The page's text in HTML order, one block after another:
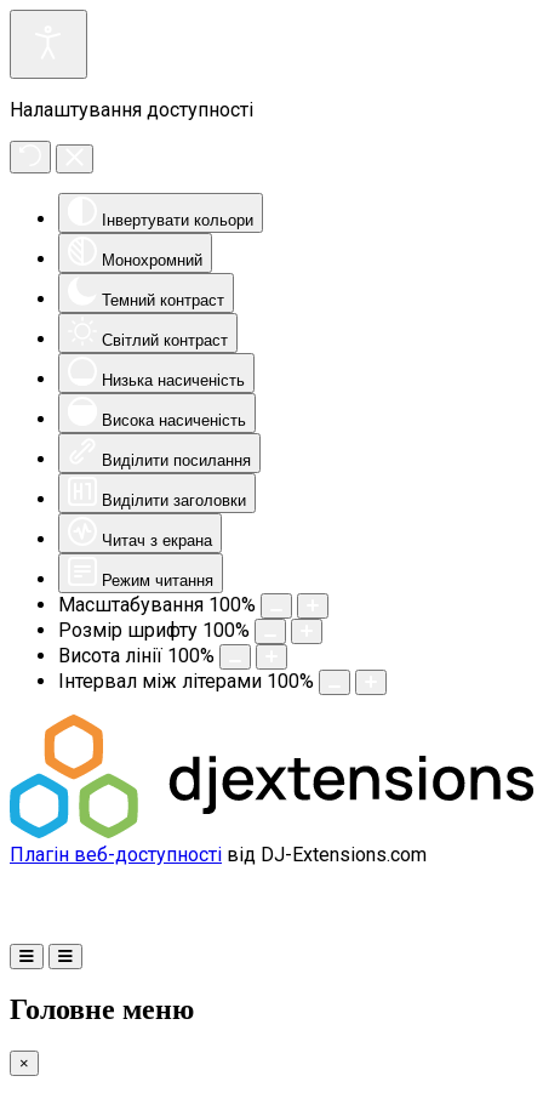
Налаштування доступності
Інвертувати кольори
Монохромний
Темний контраст
Світлий контраст
Низька насиченість
Висока насиченість
Виділити посилання
Виділити заголовки
Читач з екрана
Режим читання
Масштабування 100%
Розмір шрифту 100%
Висота лінії 100%
Інтервал між літерами 100%
Плагін веб-доступності від DJ-Extensions.com
Головне меню
×